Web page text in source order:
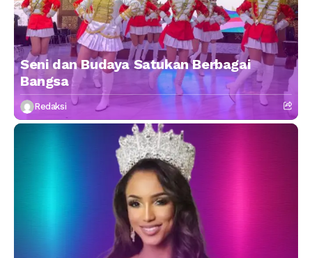
Seni dan Budaya Satukan Berbagai
Bangsa
Redaksi